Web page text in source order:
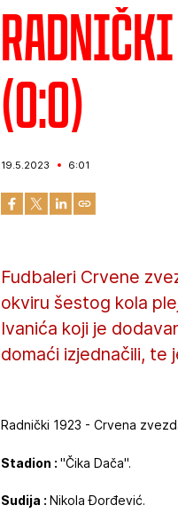
Radnički
(0:0)
19.5.2023 6:01
Fudbaleri Crvene
okviru šestog kola
Ivanića koji je
domaći izjednačili, te
Radnički 1923 - Crvena
Stadion :"Čika Dača".
Sudija :Nikola Đorđević.